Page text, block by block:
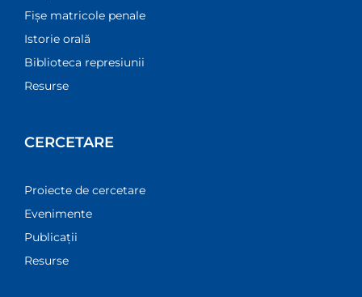
Fișe matricole penale
Istorie orală
Biblioteca represiunii
Resurse
CERCETARE
Proiecte de cercetare
Evenimente
Publicații
Resurse